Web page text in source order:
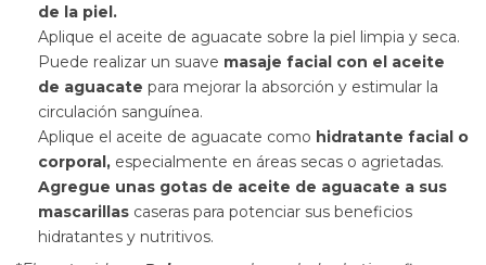
de la piel.
Aplique el aceite de aguacate sobre la piel limpia y seca.
Puede realizar un suave masaje facial con el aceite
de aguacate para mejorar la absorción y estimular la
circulación sanguínea.
Aplique el aceite de aguacate como hidratante facial o
corporal, especialmente en áreas secas o agrietadas.
Agregue unas gotas de aceite de aguacate a sus
mascarillas caseras para potenciar sus beneficios
hidratantes y nutritivos.